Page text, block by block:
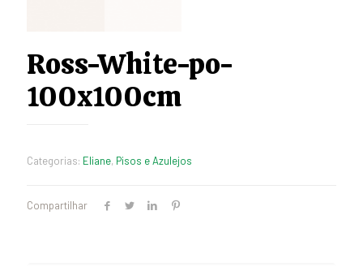
Ross-White-po-
100x100cm
Categorias: Eliane, Pisos e Azulejos
Compartilhar